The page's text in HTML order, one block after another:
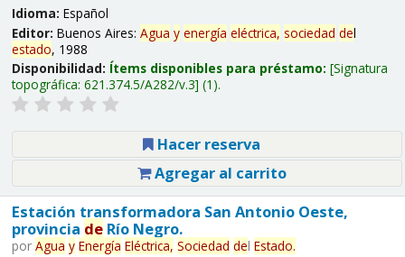
Idioma: Español
Editor: Buenos Aires: Agua y energía eléctrica, sociedad del
estado, 1988
Disponibilidad: Ítems disponibles para préstamo: Signatura
topográfica: 621.374.5/A282/v.3 (1).
Hacer reserva
Agregar al carrito
Estación transformadora San Antonio Oeste,
provincia deRío Negro.
por Agua y Energía Eléctrica, Sociedad del Estado.